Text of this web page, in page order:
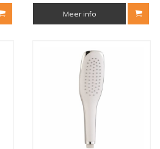
Meer info